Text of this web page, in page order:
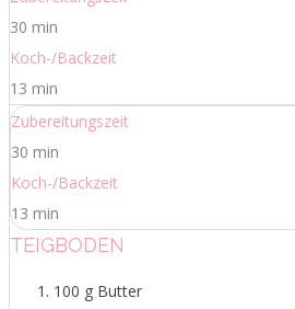
30 min
Koch-/Backzeit
13 min
Zubereitungszeit
30 min
Koch-/Backzeit
13 min
TEIGBODEN
100 g Butter